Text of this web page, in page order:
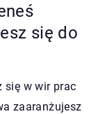
się do
się w wir prac
zaaranżujesz